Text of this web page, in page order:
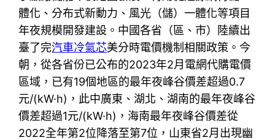
體化、分布式新動力、風光（儲）一體化等項目
年夜規模開發建設。中國各省（區、市）陸續出
臺了完汽車冷氣芯美分時電價機制相關政策。今
朝，從各省份已公布的2023年2月電網代購電價
區域，已有19個地區的最年夜峰谷價差超過0.7
元/(kW·h)，此中廣東、湖北、湖南的最年夜峰谷
價差超過1元/(kW·h)，海南最年夜峰谷價差從
2022全年第2位降落至第7位，山東省2月出現幽